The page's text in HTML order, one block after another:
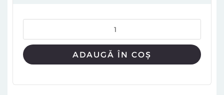
LucrareaDiego Maradona. Un studiu socioculturaleste o
contribuție importantă la literatura științifică de profil.
Nu este o biografie în stilul clasic, ci un volum de studii
ADAUGĂ ÎN COȘ